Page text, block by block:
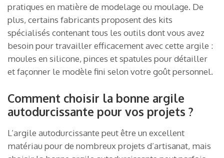
pratiques en matière de modelage ou moulage. De
plus, certains fabricants proposent des kits
spécialisés contenant tous les outils dont vous avez
besoin pour travailler efficacement avec cette argile :
moules en silicone, pinces et spatules pour détailler
et façonner le modèle fini selon votre goût personnel.
Comment choisir la bonne argile
autodurcissante pour vos projets ?
L’argile autodurcissante peut être un excellent
matériau pour de nombreux projets d’artisanat, mais